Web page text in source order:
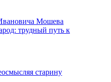
Мошева
трудный путь к
старину